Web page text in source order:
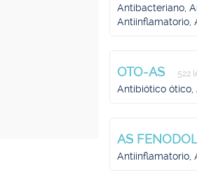
Antibacteriano,
Antiinflamatorio,
OTO-AS 522
Antibiótico ótico,
AS
Antiinflamatorio,